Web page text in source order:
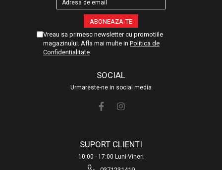
Vreau sa primesc newsletter cu promotiile
magazinului. Afla mai multe in Politica de
Confidentialitate
SOCIAL
Urmareste-ne in social media
SUPORT CLIENTI
10:00 - 17:00 Luni-Vineri